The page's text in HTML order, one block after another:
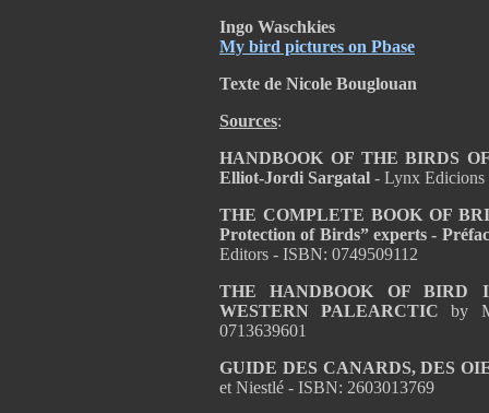
Ingo Waschkies
My bird pictures on Pbase
Texte de Nicole Bouglouan
Sources:
HANDBOOK OF THE BIRDS
Elliot-Jordi Sargatal - Lynx
THE COMPLETE BOOK OF
Protection of Birds” experts -
Editors - ISBN: 0749509112
THE HANDBOOK OF BIRD
WESTERN PALEARCTICby
0713639601
GUIDE DES CANARDS, DES
et Niestlé - ISBN: 2603013769